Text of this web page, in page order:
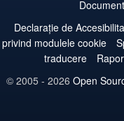
Declarație de
privind modulele cookie
traducere
© 2005 - 2026 Open